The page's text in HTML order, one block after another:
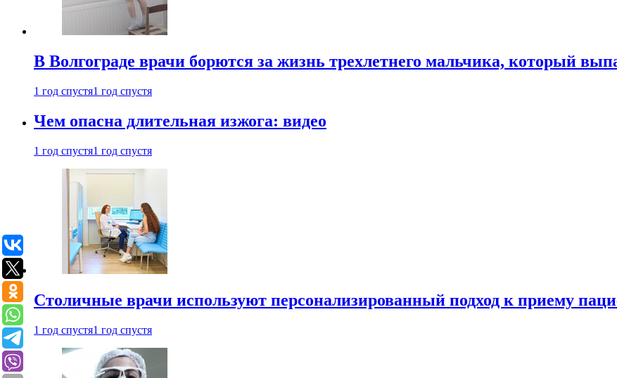
В Волгограде врачи борются за жизнь трехлетнего мальчика, который
1 год спустя1 год спустя
Чем опасна длительная изжога: видео
1 год спустя1 год спустя
Столичные врачи используют персонализированный подход к приему
1 год спустя1 год спустя